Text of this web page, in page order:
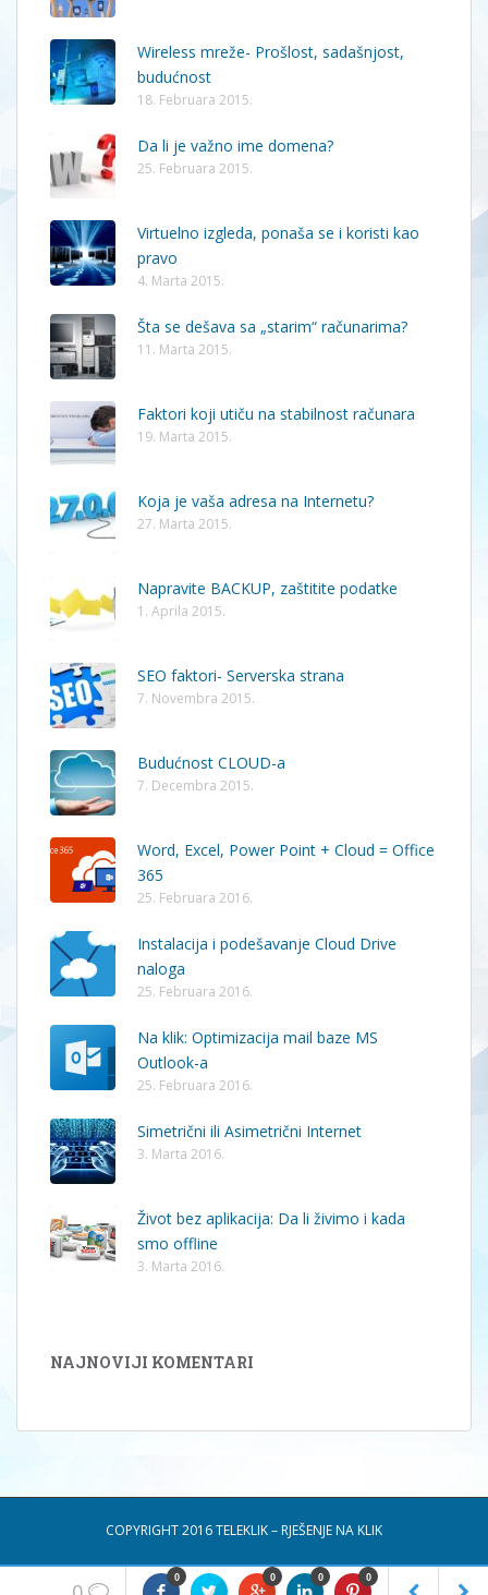
Wireless mreže- Prošlost, sadašnjost,
budućnost
18. Februara 2015.
Da li je važno ime domena?
25. Februara 2015.
Virtuelno izgleda, ponaša se i koristi kao
pravo
4. Marta 2015.
Šta se dešava sa „starim“ računarima?
11. Marta 2015.
Faktori koji utiču na stabilnost računara
19. Marta 2015.
Koja je vaša adresa na Internetu?
27. Marta 2015.
Napravite BACKUP, zaštitite podatke
1. Aprila 2015.
SEO faktori- Serverska strana
7. Novembra 2015.
Budućnost CLOUD-a
7. Decembra 2015.
Word, Excel, Power Point + Cloud = Office
365
25. Februara 2016.
Instalacija i podešavanje Cloud Drive
naloga
25. Februara 2016.
Na klik: Optimizacija mail baze MS
Outlook-a
25. Februara 2016.
Simetrični ili Asimetrični Internet
3. Marta 2016.
Život bez aplikacija: Da li živimo i kada
smo offline
3. Marta 2016.
NAJNOVIJI KOMENTARI
COPYRIGHT 2016 TELEKLIK – RJEŠENJE NA KLIK
0 0 0 0